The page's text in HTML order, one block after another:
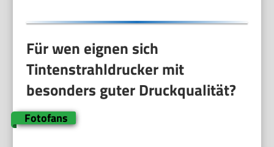
Für wen eignen sich
Tintenstrahldrucker mit
besonders guter Druckqualität?
Fotofans